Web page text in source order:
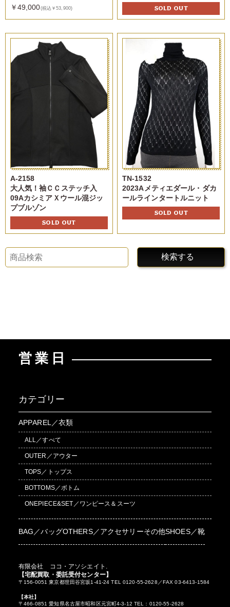
￥49,000(税込￥53,900) SOLD OUT
A-2158
大人気！袖ＣＣステッチ入
09AカシミアＸウール混ジッ
プブルゾン
SOLD OUT
TN-1532
2023Aメティエダール・ダカ
ールラインタートルニット
SOLD OUT
検索する
営業日
カテゴリー
APPAREL／衣類
ALL／すべて
OUTER／アウター
TOPS／トップス
BOTTOMS／ボトム
ONEPIECE&SET／ワンピース＆スーツ
BAG／バッグOTHERS／アクセサリーその他SHOES／靴
有限会社 ココ・アソシエイト.
【宅配買取・委託受付センター】
〒156-0051 東京都世田谷宮坂1-41-24 TEL 0120-55-2628／FAX 03-6413-1584
【本社】
〒466-0851 愛知県名古屋市昭和区元宮町4-3-12 TEL：0120-55-2628